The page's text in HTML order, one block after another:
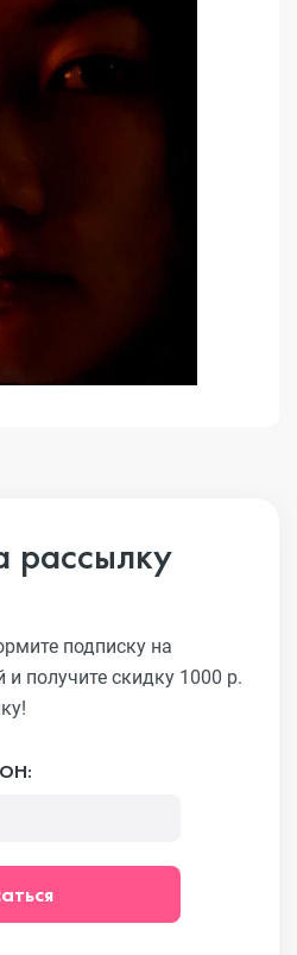
рассылку
подписку на
и получите скидку 1000 р.